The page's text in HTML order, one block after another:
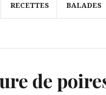
RECETTES BALADES
de